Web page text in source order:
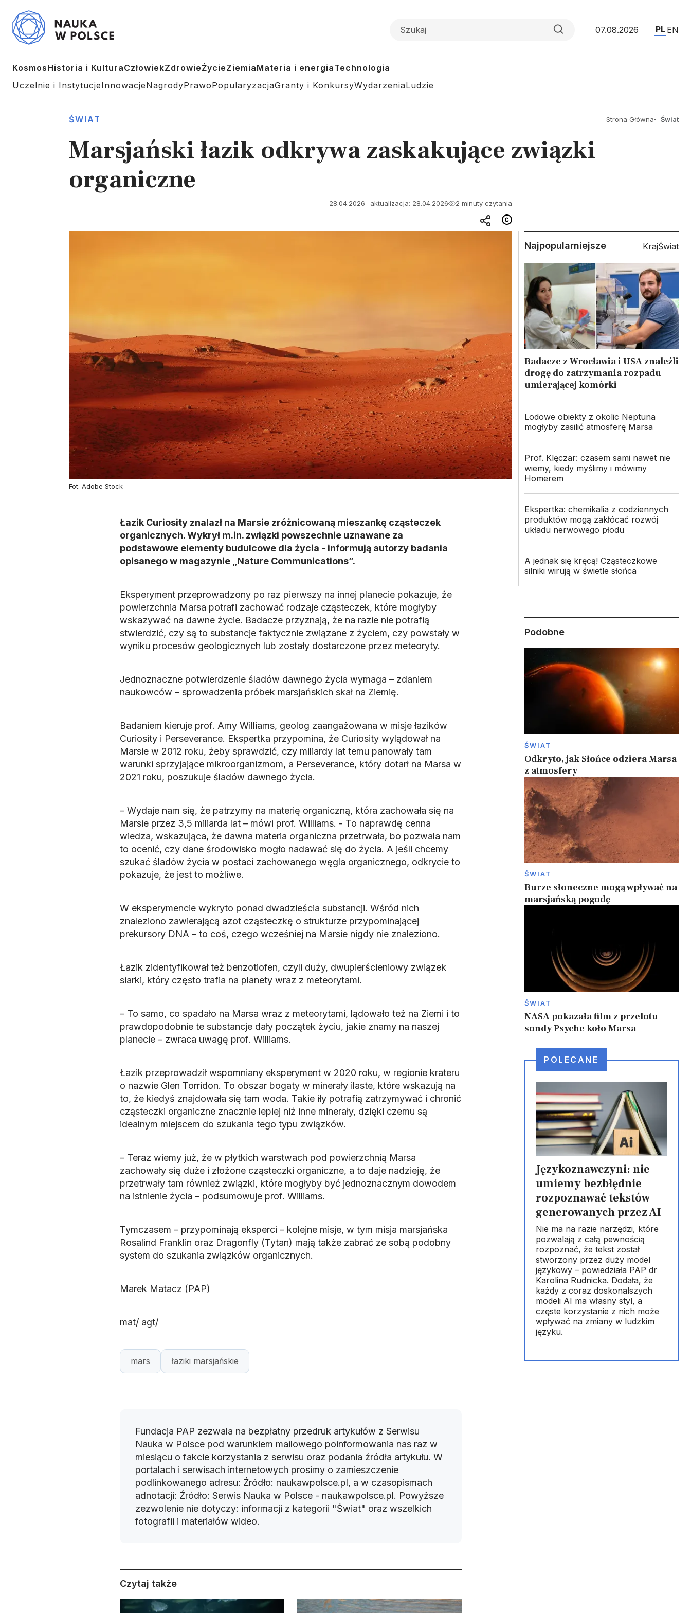
07.08.2026 PL EN
KosmosHistoria i KulturaCzłowiekZdrowieŻycieZiemiaMateria i energiaTechnologia
Uczelnie i InstytucjeInnowacjeNagrodyPrawoPopularyzacjaGranty i KonkursyWydarzeniaLudzie
ŚWIAT Strona Główna Świat
Marsjański łazik odkrywa zaskakujące związki
organiczne
28.04.2026 aktualizacja: 28.04.2026 2 minuty czytania
Fot. Adobe Stock
Łazik Curiosity znalazł na Marsie zróżnicowaną mieszankę cząsteczek
organicznych. Wykrył m.in. związki powszechnie uznawane za
podstawowe elementy budulcowe dla życia - informują autorzy badania
opisanego w magazynie „Nature Communications”.
Eksperyment przeprowadzony po raz pierwszy na innej planecie pokazuje, że
powierzchnia Marsa potrafi zachować rodzaje cząsteczek, które mogłyby
wskazywać na dawne życie. Badacze przyznają, że na razie nie potrafią
stwierdzić, czy są to substancje faktycznie związane z życiem, czy powstały w
wyniku procesów geologicznych lub zostały dostarczone przez meteoryty.
Jednoznaczne potwierdzenie śladów dawnego życia wymaga – zdaniem
naukowców – sprowadzenia próbek marsjańskich skał na Ziemię.
Badaniem kieruje prof. Amy Williams, geolog zaangażowana w misje łazików
Curiosity i Perseverance. Ekspertka przypomina, że Curiosity wylądował na
Marsie w 2012 roku, żeby sprawdzić, czy miliardy lat temu panowały tam
warunki sprzyjające mikroorganizmom, a Perseverance, który dotarł na Marsa w
2021 roku, poszukuje śladów dawnego życia.
– Wydaje nam się, że patrzymy na materię organiczną, która zachowała się na
Marsie przez 3,5 miliarda lat – mówi prof. Williams. - To naprawdę cenna
wiedza, wskazująca, że dawna materia organiczna przetrwała, bo pozwala nam
to ocenić, czy dane środowisko mogło nadawać się do życia. A jeśli chcemy
szukać śladów życia w postaci zachowanego węgla organicznego, odkrycie to
pokazuje, że jest to możliwe.
W eksperymencie wykryto ponad dwadzieścia substancji. Wśród nich
znaleziono zawierającą azot cząsteczkę o strukturze przypominającej
prekursory DNA – to coś, czego wcześniej na Marsie nigdy nie znaleziono.
Łazik zidentyfikował też benzotiofen, czyli duży, dwupierścieniowy związek
siarki, który często trafia na planety wraz z meteorytami.
– To samo, co spadało na Marsa wraz z meteorytami, lądowało też na Ziemi i to
prawdopodobnie te substancje dały początek życiu, jakie znamy na naszej
planecie – zwraca uwagę prof. Williams.
Łazik przeprowadził wspomniany eksperyment w 2020 roku, w regionie krateru
o nazwie Glen Torridon. To obszar bogaty w minerały ilaste, które wskazują na
to, że kiedyś znajdowała się tam woda. Takie iły potrafią zatrzymywać i chronić
cząsteczki organiczne znacznie lepiej niż inne minerały, dzięki czemu są
idealnym miejscem do szukania tego typu związków.
– Teraz wiemy już, że w płytkich warstwach pod powierzchnią Marsa
zachowały się duże i złożone cząsteczki organiczne, a to daje nadzieję, że
przetrwały tam również związki, które mogłyby być jednoznacznym dowodem
na istnienie życia – podsumowuje prof. Williams.
Tymczasem – przypominają eksperci – kolejne misje, w tym misja marsjańska
Rosalind Franklin oraz Dragonfly (Tytan) mają także zabrać ze sobą podobny
system do szukania związków organicznych.
Marek Matacz (PAP)
mat/ agt/
mars łaziki marsjańskie
Fundacja PAP zezwala na bezpłatny przedruk artykułów z Serwisu
Nauka w Polsce pod warunkiem mailowego poinformowania nas raz w
miesiącu o fakcie korzystania z serwisu oraz podania źródła artykułu. W
portalach i serwisach internetowych prosimy o zamieszczenie
podlinkowanego adresu: Źródło: naukawpolsce.pl, a w czasopismach
adnotacji: Źródło: Serwis Nauka w Polsce - naukawpolsce.pl. Powyższe
zezwolenie nie dotyczy: informacji z kategorii "Świat" oraz wszelkich
fotografii i materiałów wideo.
Czytaj także
Najpopularniejsze KrajŚwiat
Badacze z Wrocławia i USA znaleźli
drogę do zatrzymania rozpadu
umierającej komórki
Lodowe obiekty z okolic Neptuna
mogłyby zasilić atmosferę Marsa
Prof. Klęczar: czasem sami nawet nie
wiemy, kiedy myślimy i mówimy
Homerem
Ekspertka: chemikalia z codziennych
produktów mogą zakłócać rozwój
układu nerwowego płodu
A jednak się kręcą! Cząsteczkowe
silniki wirują w świetle słońca
Podobne
ŚWIAT
Odkryto, jak Słońce odziera Marsa
z atmosfery
ŚWIAT
Burze słoneczne mogą wpływać na
marsjańską pogodę
ŚWIAT
NASA pokazała film z przelotu
sondy Psyche koło Marsa
POLECANE
Językoznawczyni: nie
umiemy bezbłędnie
rozpoznawać tekstów
generowanych przez AI
Nie ma na razie narzędzi, które
pozwalają z całą pewnością
rozpoznać, że tekst został
stworzony przez duży model
językowy – powiedziała PAP dr
Karolina Rudnicka. Dodała, że
każdy z coraz doskonalszych
modeli AI ma własny styl, a
częste korzystanie z nich może
wpływać na zmiany w ludzkim
języku.